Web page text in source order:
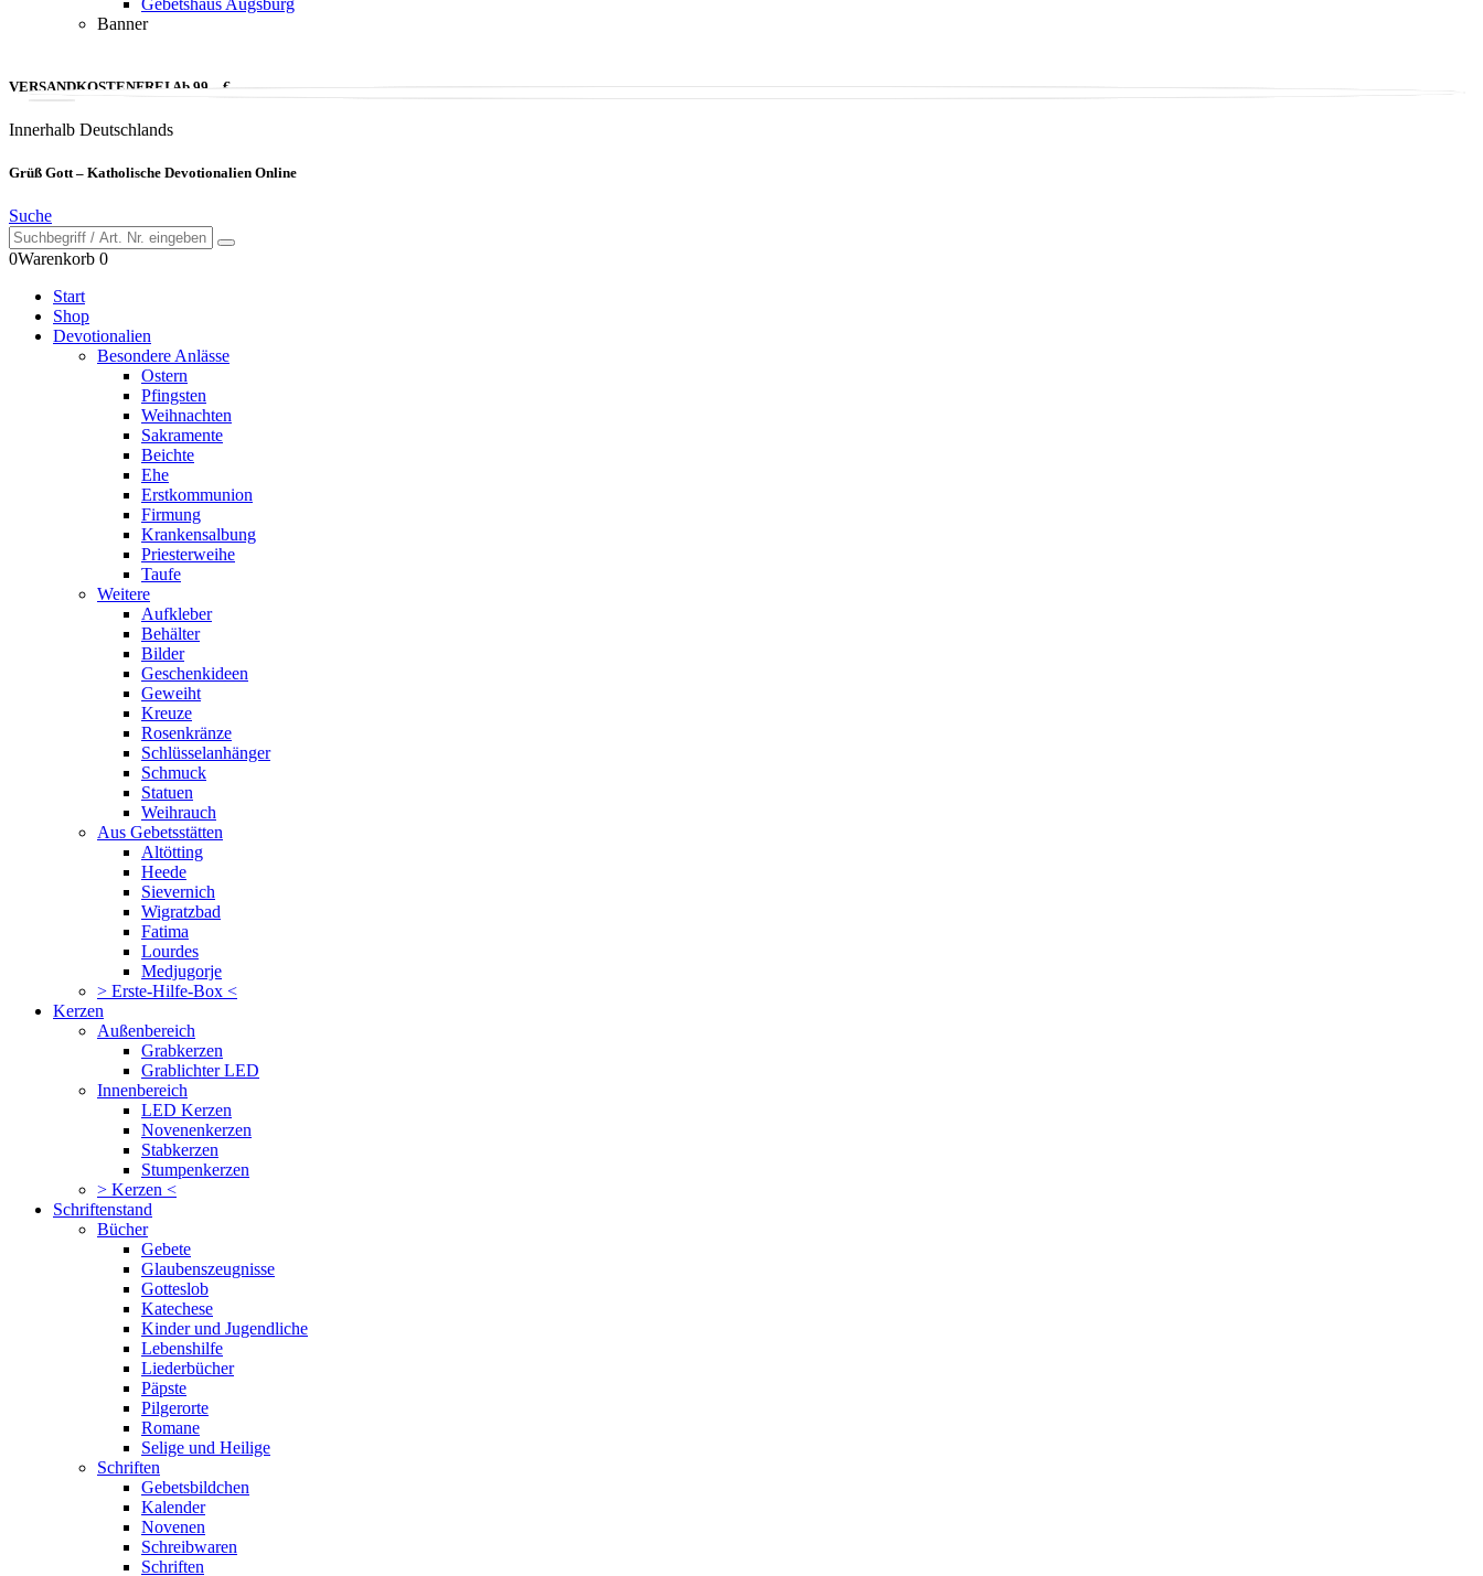
Banner
VERSANDKOSTENFREI Ab 99,– €
Innerhalb Deutschlands
Grüß Gott – Katholische Devotionalien Online
Suche
0Warenkorb 0
Start
Shop
Devotionalien
Besondere Anlässe
Ostern
Pfingsten
Weihnachten
Sakramente
Beichte
Ehe
Erstkommunion
Firmung
Krankensalbung
Priesterweihe
Taufe
Weitere
Aufkleber
Behälter
Bilder
Geschenkideen
Geweiht
Kreuze
Rosenkränze
Schlüsselanhänger
Schmuck
Statuen
Weihrauch
Aus Gebetsstätten
Altötting
Heede
Sievernich
Wigratzbad
Fatima
Lourdes
Medjugorje
> Erste-Hilfe-Box <
Kerzen
Außenbereich
Grabkerzen
Grablichter LED
Innenbereich
LED Kerzen
Novenenkerzen
Stabkerzen
Stumpenkerzen
> Kerzen <
Schriftenstand
Bücher
Gebete
Glaubenszeugnisse
Gotteslob
Katechese
Kinder und Jugendliche
Lebenshilfe
Liederbücher
Päpste
Pilgerorte
Romane
Selige und Heilige
Schriften
Gebetsbildchen
Kalender
Novenen
Schreibwaren
Schriften